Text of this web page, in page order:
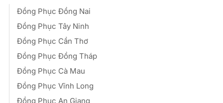
Đồng Phục Đồng Nai
Đồng Phục Tây Ninh
Đồng Phục Cần Thơ
Đồng Phục Đồng Tháp
Đồng Phục Cà Mau
Đồng Phục Vĩnh Long
Đồng Phục An Giang